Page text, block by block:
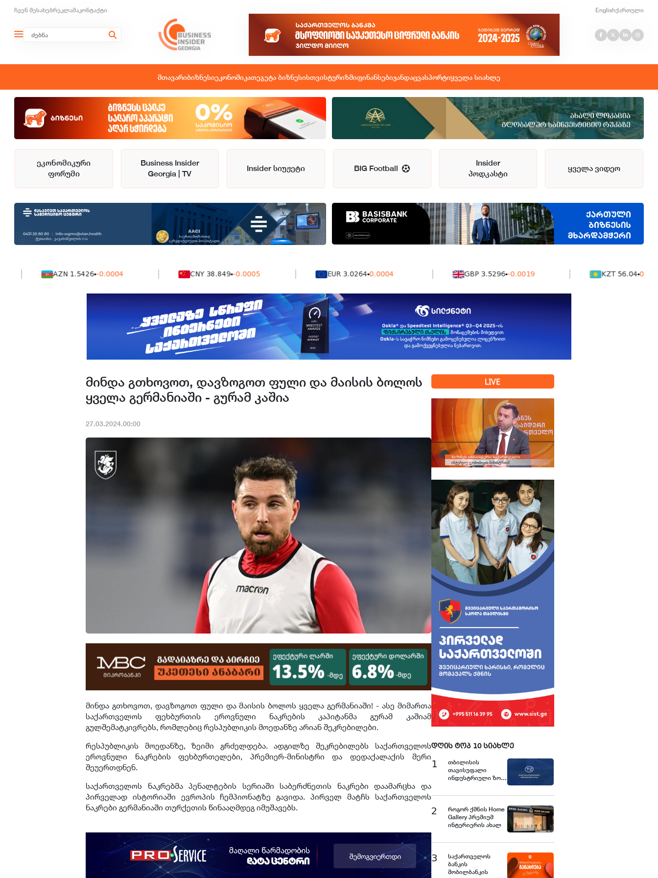
ჩვენ შესახებრეკლამაკონტაქტი Englishქართული
მთავარიბიზნესიეკონომიკათეგეტა ბიზნესისთვისტურიზმიფინანსებიჯანდაცვასპორტიყველა სიახლე
ეკონომიკური
ფორუმი
Business Insider
Georgia | TV
Insider სიუჟეტი BIG Football
Insider
პოდკასტი
ყველა ვიდეო
AZN 1.5426 -0.0004 CNY 38.849 -0.0005 EUR 3.0264 0.0004 GBP 3.5296 -0.0019 KZT 56.04 0.0019
მინდა გთხოვოთ, დავზოგოთ ფული და მაისის ბოლოს
ყველა გერმანიაში - გურამ კაშია
27.03.2024.00:00
მინდა გთხოვოთ, დავზოგოთ ფული და მაისის ბოლოს ყველა გერმანიაში! - ასე მიმართა
საქართველოს ფეხბურთის ეროვნული ნაკრების კაპიტანმა გურამ კაშიამ
გულშემატკივრებს, რომლებიც რესპუბლიკის მოედანზე არიან შეკრებილები.
რესპუბლიკის მოედანზე, ზეიმი გრძელდება. ადგილზე შეკრებილებს საქართველოს
ეროვნული ნაკრების ფეხბურთელები, პრემიერ-მინისტრი და დედაქალაქის მერი
შეუერთდნენ.
საქართველოს ნაკრებმა პენალტების სერიაში საბერძნეთის ნაკრები დაამარცხა და
პირველად ისტორიაში ევროპის ჩემპიონატზე გავიდა. პირველ მატჩს საქართველოს
ნაკრები გერმანიაში თურქეთის წინააღმდეგ იმუშავებს.
LIVE
დღის ტოპ 10 სიახლე
1
თბილისის
თავისუფალი
ინდუსტრიული ზონა
ავრცელებს
2
როგორ ქმნის Home
Gallery პრემიუმ
ინტერიერის ახალ
საქართველოში
3
საქართველოს
ბანკის
მობილბანკის